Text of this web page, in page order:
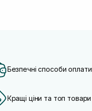
Безпечні способи оплати
Кращі ціни та топ товари